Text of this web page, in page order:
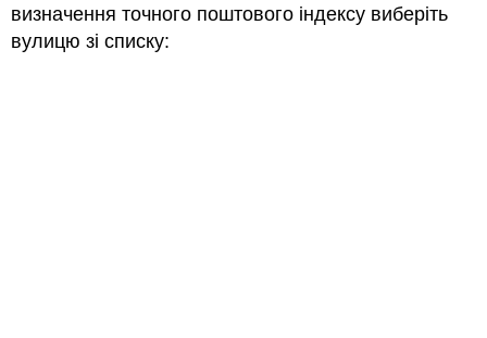
визначення точного поштового індексу виберіть
вулицю зі списку: